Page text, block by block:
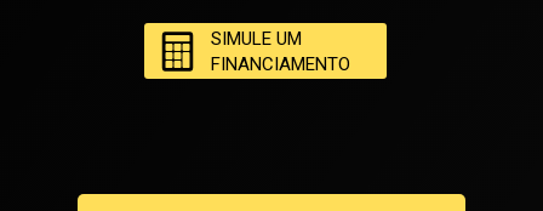
SIMULE UM
FINANCIAMENTO